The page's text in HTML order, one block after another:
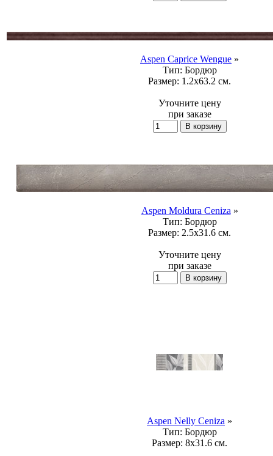
Aspen Caprice Wengue »
Тип: Бордюр
Размер: 1.2x63.2 см.
Уточните цену
при заказе
Aspen Moldura Ceniza »
Тип: Бордюр
Размер: 2.5x31.6 см.
Уточните цену
при заказе
Aspen Nelly Ceniza »
Тип: Бордюр
Размер: 8x31.6 см.